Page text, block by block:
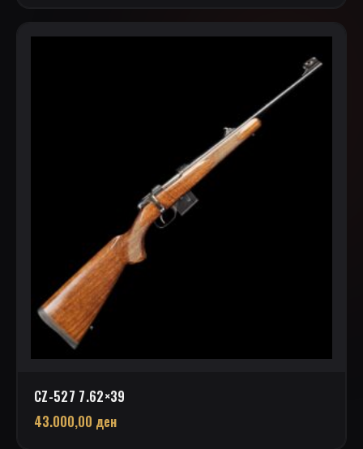
CZ-527 7.62×39
43.000,00 ден